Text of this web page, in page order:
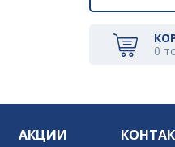
0
АКЦИИ